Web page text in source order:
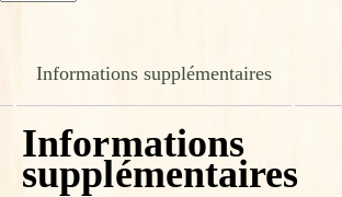
Informations supplémentaires
Informations
supplémentaires